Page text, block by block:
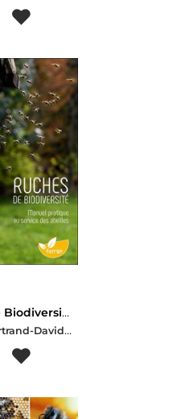
Ruches De Biodiversite : Manuel Pratique Au Service Des Abeilles
Bernard Bertrand-David Giroux